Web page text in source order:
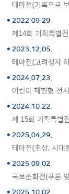
테마전(기록으로
2022.09.29.
제14회 기획특별
2023.12.05.
테마전(고려청자
2024.07.23.
어린이 체험형 전
2024.10.22.
제 15회 기획특별
2025.04.29.
테마전(초상, 시대
2025.09.02.
국보순회전(푸른
2025.10.02.